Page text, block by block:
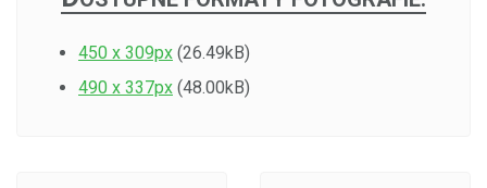
450 x 309px (26.49kB)
490 x 337px (48.00kB)